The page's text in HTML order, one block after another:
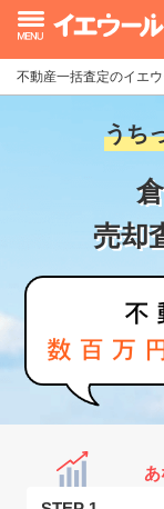
不動産一括査定のイエ
うち
売却
イエウール加盟希
初めての方へ
不動産売却の流れ
不動産の売却・一
家査定シミュレー
お問い合わせ